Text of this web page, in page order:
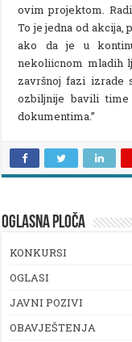
ovim projektom.
To je jedna od akcija,
ako da je u
nekoliicnom mladih
završnoj fazi izrade
ozbiljnije bavili
dokumentima.”
OGLASNA PLOČA
KONKURSI
OGLASI
JAVNI POZIVI
OBAVJEŠTENJA